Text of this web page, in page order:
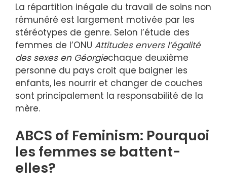
La répartition inégale du travail de soins non
rémunéré est largement motivée par les
stéréotypes de genre. Selon l’étude des
femmes de l’ONU Attitudes envers l’égalité
des sexes en Géorgiechaque deuxième
personne du pays croit que baigner les
enfants, les nourrir et changer de couches
sont principalement la responsabilité de la
mère.
ABCS of Feminism: Pourquoi
les femmes se battent-
elles?